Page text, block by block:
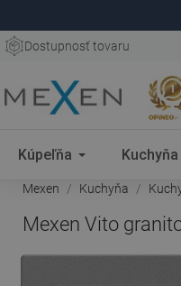
Dostupnosť tovaru
Kúpeľňa Kuchyňa
Mexen Kuchyňa
Mexen Vito